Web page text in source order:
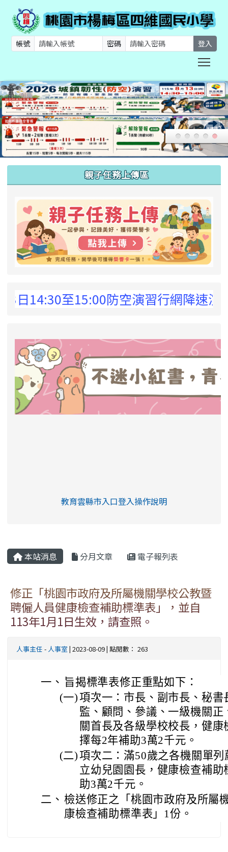
帳號 密碼 登入
親子任務上傳區
至15:00防空演習行網降速演練，請
link to https://eliteracy.edu.tw/Shorts/
教育雲縣市入口登入操作說明
本站消息 分月文章 電子報列表
修正「桃園市政府及所屬機關學校公教暨
聘僱人員健康檢查補助標準表」，並自
113年1月1日生效，請查照。
人事主任 - 人事室 | 2023-08-09 | 點閱數： 263
一、 旨揭標準表修正重點如下：
(一)項次一：市長、副市長、秘
監、顧問、參議、一級機關
關首長及各級學校校長，健
擇每2年補助3萬2千元。
(二)項次二：滿50歲之各機關單
立幼兒園園長，健康檢查補
助3萬2千元。
二、 檢送修正之「桃園市政府及所屬
康檢查補助標準表」1份。